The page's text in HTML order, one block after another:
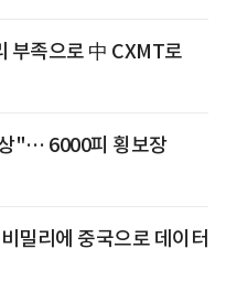
부족으로 中 CXMT로
"… 6000피 횡보장
밀리에 중국으로 데이터